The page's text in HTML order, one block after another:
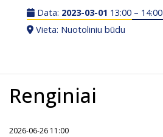
Data: 2023-03-01 13:00 – 14:00
Vieta: Nuotoliniu būdu
Renginiai
2026-06-26 11:00